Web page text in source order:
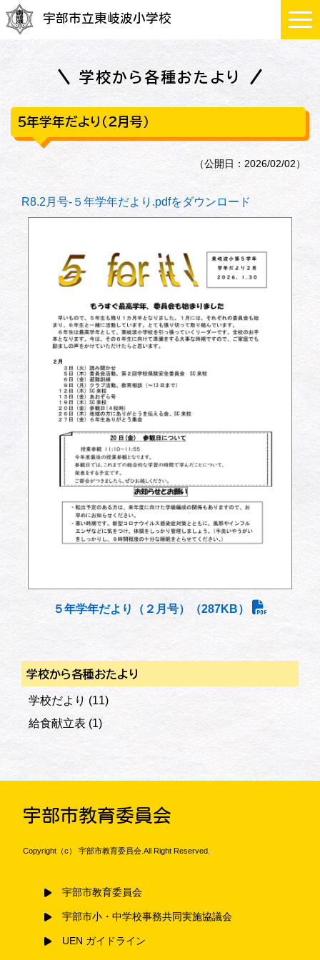
宇部市立東岐波小学校
学校から各種おたより
５年学年だより（２月号）
（公開日：2026/02/02）
R8.2月号-５年学年だより.pdfをダウンロード
５年学年だより（２月号）（287KB）
学校から各種おたより
学校だより (11)
給食献立表 (1)
宇部市教育委員会
Copyright（c） 宇部市教育委員会.All Right Reserved.
宇部市教育委員会
宇部市小・中学校事務共同実施協議会
UEN ガイドライン